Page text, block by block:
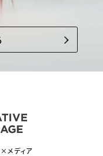
メディア